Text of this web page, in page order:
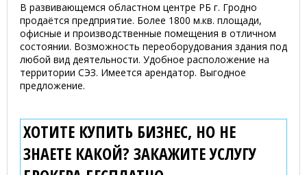
В развивающемся областном центре РБ г. Гродно
продаётся предприятие. Более 1800 м.кв. площади,
офисные и производственные помещения в отличном
состоянии. Возможность переоборудования здания под
любой вид деятельности. Удобное расположение на
территории СЭЗ. Имеется арендатор. Выгодное
предложение.
ХОТИТЕ КУПИТЬ БИЗНЕС, НО НЕ
ЗНАЕТЕ КАКОЙ? ЗАКАЖИТЕ УСЛУГУ